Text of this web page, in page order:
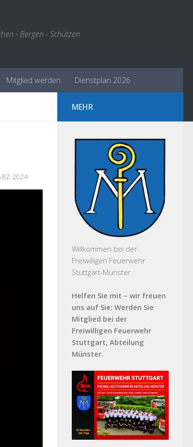
- Bergen - Schützen
Mitglied werden Dienstplan 2026
2024
MEHR
Willkommen bei der
Freiwilligen Feuerwehr
Stuttgart-Münster.
Helfen Sie mit – wir freuen
uns auf Sie: Werden Sie
Mitglied bei der
Freiwilligen Feuerwehr
Stuttgart, Abteilung
Münster.